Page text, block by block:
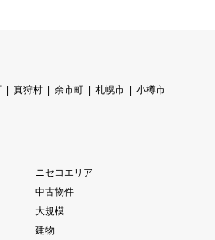
真狩村 余市町 札幌市
小樽市
ニセコエリア
中古物件
大規模
建物